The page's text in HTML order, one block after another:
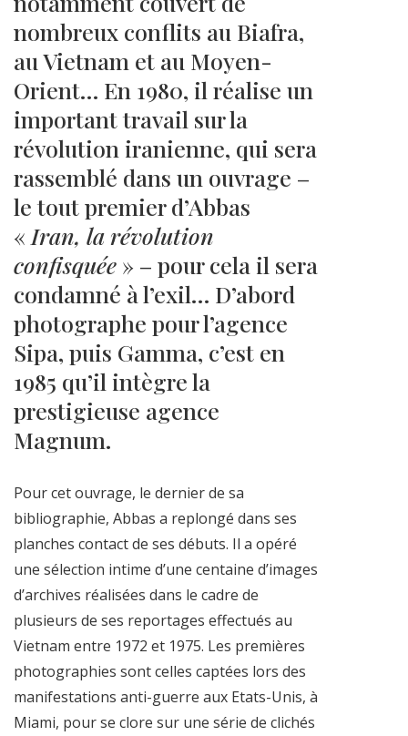
nombreux conflits au Biafra,
au Vietnam et au Moyen-
Orient… En 1980, il réalise un
important travail sur la
révolution iranienne, qui sera
rassemblé dans un ouvrage –
le tout premier d’Abbas
« Iran, la révolution
confisquée » – pour cela il sera
condamné à l’exil… D’abord
photographe pour l’agence
Sipa, puis Gamma, c’est en
1985 qu’il intègre la
prestigieuse agence
Magnum.
Pour cet ouvrage, le dernier de sa
bibliographie, Abbas a replongé dans ses
planches contact de ses débuts. Il a opéré
une sélection intime d’une centaine d’images
d’archives réalisées dans le cadre de
plusieurs de ses reportages effectués au
Vietnam entre 1972 et 1975. Les premières
photographies sont celles captées lors des
manifestations anti-guerre aux Etats-Unis, à
Miami, pour se clore sur une série de clichés